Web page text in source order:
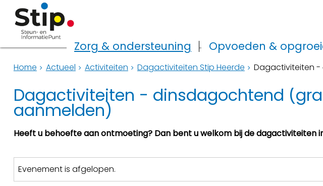
Zorg & ondersteuning Opvoeden &
Home Actueel Activiteiten Dagactiviteiten Stip Heerde Dagactiviteiten
Dagactiviteiten - dinsdagochtend
aanmelden)
Heeft u behoefte aan ontmoeting? Dan bent u welkom bij de dagactiviteiten
Evenement is afgelopen.